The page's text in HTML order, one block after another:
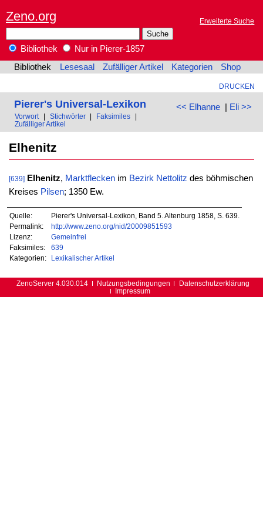
Zeno.org Erweiterte Suche
Bibliothek
Nur in Pierer-1857
Bibliothek
Lesesaal Zufälliger Artikel Kategorien Shop
DRUCKEN
<< Elhanne| Eli >>
Pierer's Universal-Lexikon
Vorwort Stichwörter Faksimiles
Zufälliger Artikel
Elhenitz
[639] Elhenitz, Marktfleckenim Bezirk Nettolitz des böhmischen
Kreises Pilsen; 1350 Ew.
Quelle:
Pierer's Universal-Lexikon, Band 5. Altenburg 1858, S. 639.
Permalink:
http://www.zeno.org/nid/20009851593
Lizenz:
Gemeinfrei
Faksimiles:
639
Kategorien:
Lexikalischer Artikel
ZenoServer 4.030.014 Nutzungsbedingungen
Datenschutzerklärung
Impressum